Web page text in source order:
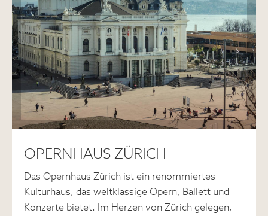
OPERNHAUS ZÜRICH
Das Opernhaus Zürich ist ein renommiertes
Kulturhaus, das weltklassige Opern, Ballett und
Konzerte bietet. Im Herzen von Zürich gelegen,